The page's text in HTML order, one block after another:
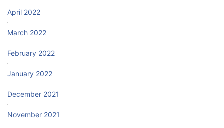
April 2022
March 2022
February 2022
January 2022
December 2021
November 2021